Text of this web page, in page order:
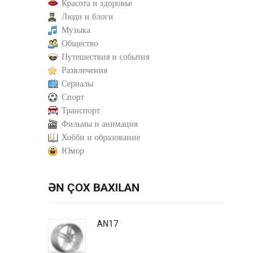
Красота и здоровье
Люди и блоги
Музыка
Общество
Путешествия и события
Развлечения
Сериалы
Спорт
Транспорт
Фильмы и анимация
Хобби и образование
Юмор
ƏN ÇOX BAXILAN
AN17